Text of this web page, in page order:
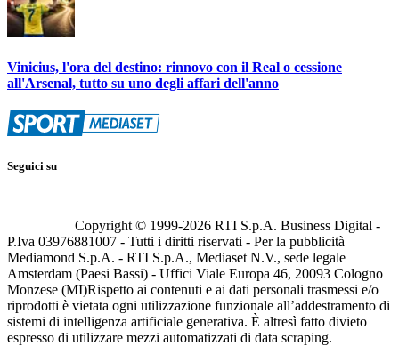
Vinicius, l'ora del destino: rinnovo con il Real o cessione
all'Arsenal, tutto su uno degli affari dell'anno
Seguici su
Copyright © 1999-2026 RTI S.p.A. Business Digital -
P.Iva 03976881007 - Tutti i diritti riservati - Per la pubblicità
Mediamond S.p.A. - RTI S.p.A., Mediaset N.V., sede legale
Amsterdam (Paesi Bassi) - Uffici Viale Europa 46, 20093 Cologno
Monzese (MI)Rispetto ai contenuti e ai dati personali trasmessi e/o
riprodotti è vietata ogni utilizzazione funzionale all’addestramento di
sistemi di intelligenza artificiale generativa. È altresì fatto divieto
espresso di utilizzare mezzi automatizzati di data scraping.